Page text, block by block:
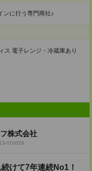
ンに行う専門商社♪
ス 電子レンジ・冷蔵庫あり
株式会社
010026
けて7年連続No1！